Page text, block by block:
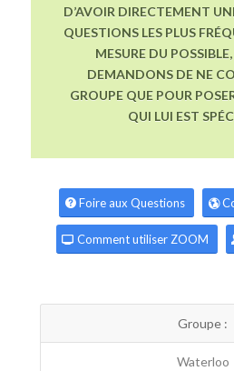
D’AVOIR DIRECTEMENT
QUESTIONS LES PLUS
MESURE DU
DEMANDONS DE NE
GROUPE QUE POUR
QUI LUI EST
Foire aux Questions
Comment utiliser ZOOM
Groupe :
Waterloo